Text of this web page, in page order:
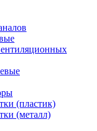
(пластик)
(металл)